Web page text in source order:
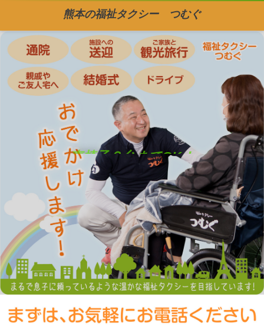
熊本の福祉タクシー つむぐ
車椅子２台までOK！